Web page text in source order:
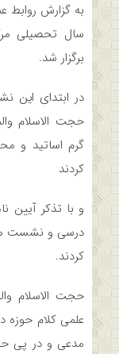
به گزارش روابط
سال تحصیلی
برگزار شد.
در ابتدای
حجت الاسلام
گرم اساتید و
کردند
و با تذکر
درسی و نشست
کردند.
حجت الاسلام
علمی کلام
مدعی و در پی